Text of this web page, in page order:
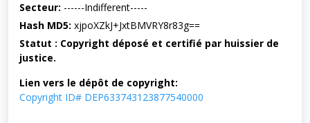
Secteur: ------Indifferent-----
Hash MD5: xjpoXZkJ+JxtBMVRY8r83g==
Statut : Copyright déposé et certifié par huissier de
justice.
Lien vers le dépôt de copyright:
Copyright ID# DEP633743123877540000